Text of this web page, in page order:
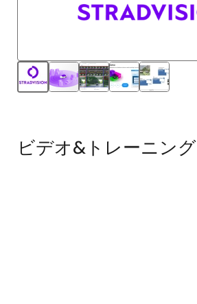
ビデオ&トレーニング